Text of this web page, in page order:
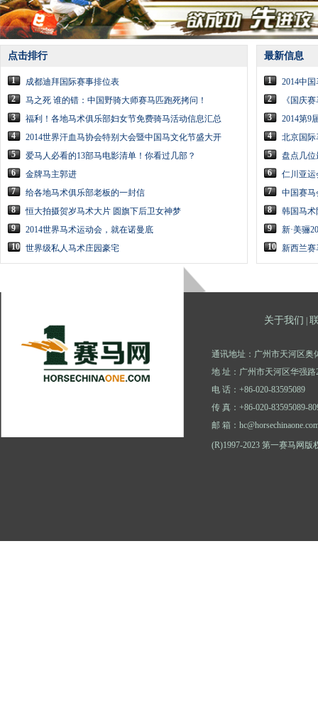
点击排行
1
成都迪拜国际赛事排位表
2
马之死 谁的错：中国野骑大师赛马匹跑死拷问！
3
福利！各地马术俱乐部妇女节免费骑马活动信息汇总
4
2014世界汗血马协会特别大会暨中国马文化节盛大开
5
爱马人必看的13部马电影清单！你看过几部？
6
金牌马主郭进
7
给各地马术俱乐部老板的一封信
8
恒大拍摄贺岁马术大片 圆旗下后卫女神梦
9
2014世界马术运动会，就在诺曼底
10 世界级私人马术庄园豪宅
最新信息
1
2014中
2
《国庆
3
2014第9
4
北京国际
5
盘点几位
6
仁川亚运
7
中国赛马
8
韩国马术
9
新·美骊
10 新西兰赛
关于我们
通讯地址：广州市天河区奥
地 址：广州市天河区华强路
电 话：+86-020-83595089
传 真：+86-020-83595089-
邮 箱：
(R)1997-2023 第一赛马网版